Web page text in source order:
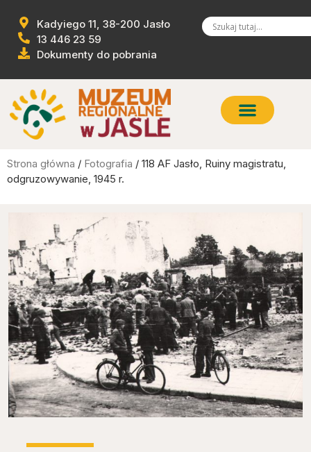
Kadyiego 11, 38-200 Jasło
13 446 23 59
Dokumenty do pobrania
Strona główna / Fotografia / 118 AF Jasło, Ruiny magistratu,
odgruzowywanie, 1945 r.